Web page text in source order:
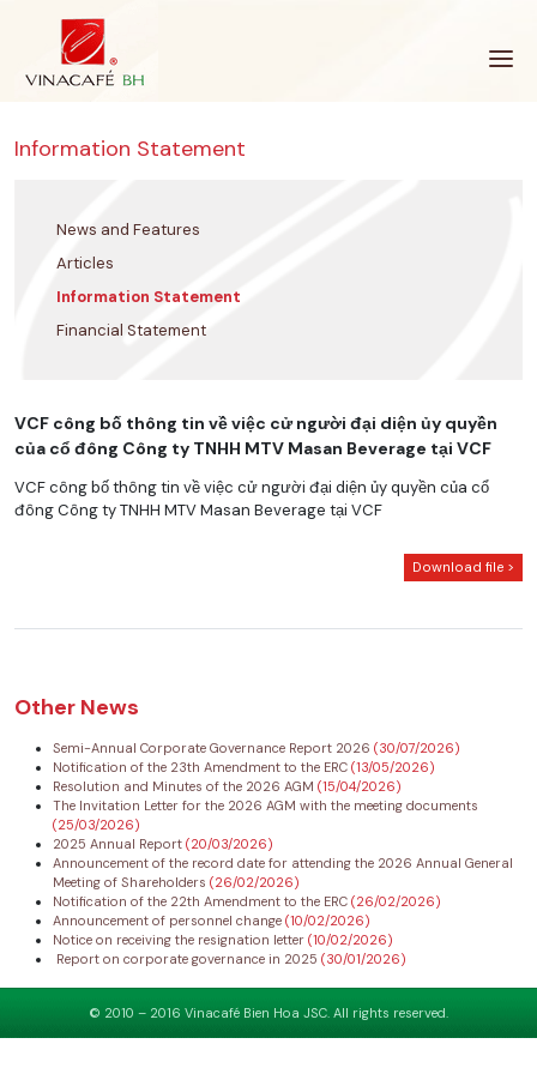
Information Statement
News and Features
Articles
Information Statement
Financial Statement
VCF công bố thông tin về việc cử người đại diện ủy quyền
của cổ đông Công ty TNHH MTV Masan Beverage tại VCF
VCF công bố thông tin về việc cử người đại diện ủy quyền của cổ
đông Công ty TNHH MTV Masan Beverage tại VCF
Download file >
Other News
Semi-Annual Corporate Governance Report 2026 (30/07/2026)
Notification of the 23th Amendment to the ERC (13/05/2026)
Resolution and Minutes of the 2026 AGM (15/04/2026)
The Invitation Letter for the 2026 AGM with the meeting documents
(25/03/2026)
2025 Annual Report (20/03/2026)
Announcement of the record date for attending the 2026 Annual General
Meeting of Shareholders (26/02/2026)
Notification of the 22th Amendment to the ERC (26/02/2026)
Announcement of personnel change (10/02/2026)
Notice on receiving the resignation letter (10/02/2026)
Report on corporate governance in 2025 (30/01/2026)
© 2010 – 2016 Vinacafé Bien Hoa JSC. All rights reserved.